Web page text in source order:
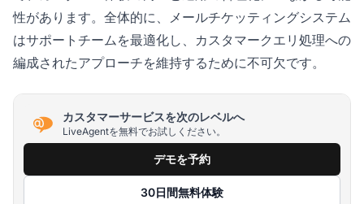
性があります。全体的に、メールチケッティングシステム
はサポートチームを最適化し、カスタマークエリ処理への
編成されたアプローチを維持するために不可欠です。
カスタマーサービスを次のレベルへ
LiveAgentを無料でお試しください。
デモを予約
30日間無料体験